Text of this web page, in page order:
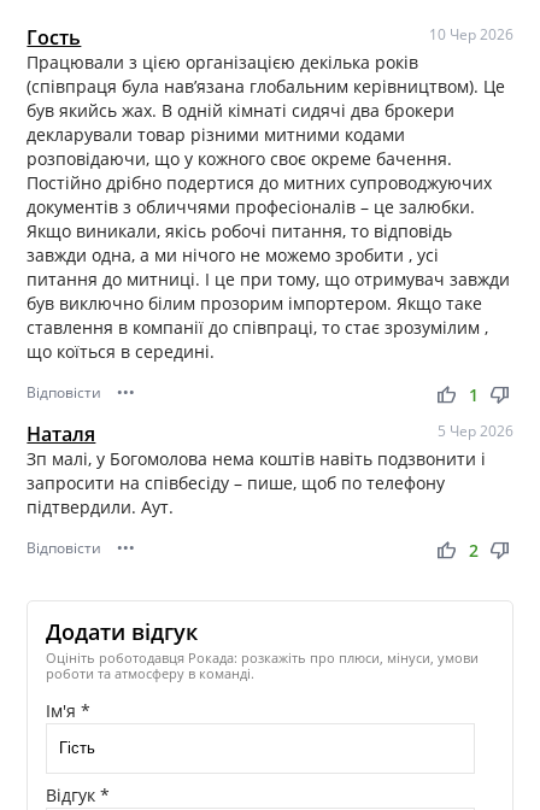
Гость 10 Чер 2026
Працювали з цією організацією декілька років
(співпраця була нав’язана глобальним керівництвом). Це
був якийсь жах. В одній кімнаті сидячі два брокери
декларували товар різними митними кодами
розповідаючи, що у кожного своє окреме бачення.
Постійно дрібно подертися до митних супроводжуючих
документів з обличчями професіоналів – це залюбки.
Якщо виникали, якісь робочі питання, то відповідь
завжди одна, а ми нічого не можемо зробити , усі
питання до митниці. І це при тому, що отримувач завжди
був виключно білим прозорим імпортером. Якщо таке
ставлення в компанії до співпраці, то стає зрозумілим ,
що коїться в середині.
Відповісти ••• thumb_up thumb_down
1
Наталя 5 Чер 2026
Зп малі, у Богомолова нема коштів навіть подзвонити і
запросити на співбесіду – пише, щоб по телефону
підтвердили. Аут.
Відповісти ••• thumb_up thumb_down
2
Додати відгук
Оцініть роботодавця Рокада: розкажіть про плюси, мінуси, умови
роботи та атмосферу в команді.
Ім'я *
Відгук *